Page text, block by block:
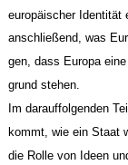
europäischer Identität
anschließend, was
gen, dass Europa
grund stehen.
Im darauffolgenden
kommt, wie ein Staat
die Rolle von Ideen